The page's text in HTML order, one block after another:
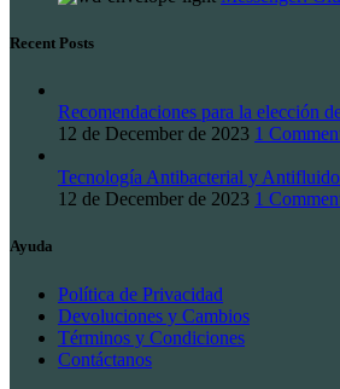
Recent Posts
Recomendaciones para la elección
12 de December de 2023 1
Tecnología Antibacterial y
12 de December de 2023 1
Ayuda
Política de Privacidad
Devoluciones y Cambios
Términos y Condiciones
Contáctanos